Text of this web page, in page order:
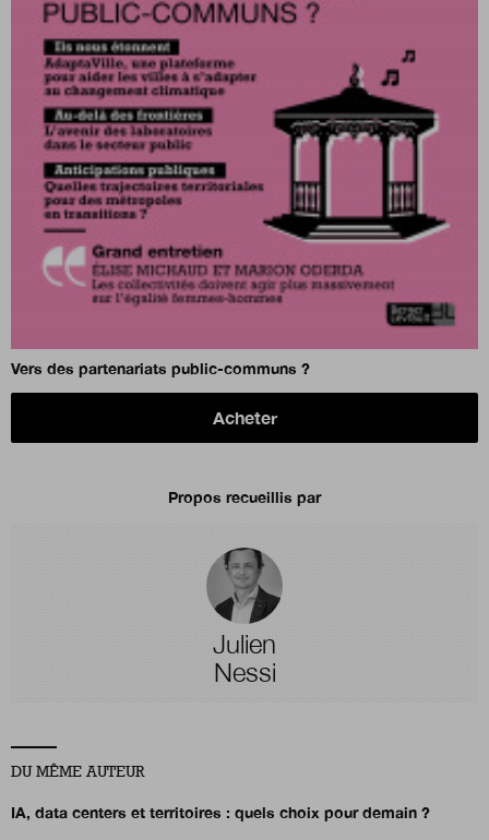
Vers des partenariats public-communs ?
Acheter
Propos recueillis par
Julien
Nessi
DU MÊME AUTEUR
IA, data centers et territoires : quels choix pour demain ?